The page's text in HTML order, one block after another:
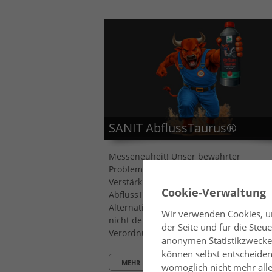
SANIT AbflussTaurus®
Messeneuheit! Unser bewährter
Problemlöser RohrGranate® bekommt
Verstärkung. Der neue Rohrreiniger
AbflussTaurus® bietet eine
Alternative für den Profi und unterliegt
nicht den Beschränkungen der EU-
Verordnung (EU) 2019/1148.
MEHR ERFAHREN
Cookie-Verwaltung
Wir verwenden Cookies,
der Seite und für die
anonymen
können selbst
womöglich nicht mehr